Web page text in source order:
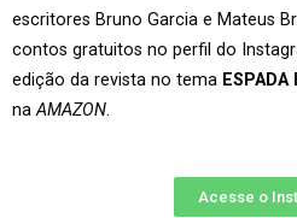
escritores Bruno Garcia e Mateus
contos gratuitos no perfil do
edição da revista no tema
naAMAZON.
Acesse o